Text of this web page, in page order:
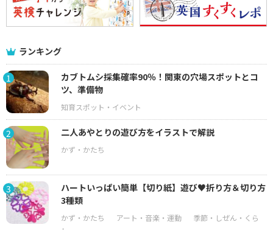
ランキング
1
カブトムシ採集確率90％！関東の穴場スポットとコ
ツ、準備物
2 二人あやとりの遊び方をイラストで解説
3
ハートいっぱい簡単【切り紙】遊び♥折り方＆切り方
3種類